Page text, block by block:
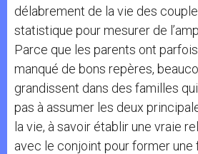
délabrement de la vie des
statistique pour mesurer de
Parce que les parents ont
manqué de bons repères,
grandissent dans des familles
pas à assumer les deux
la vie, à savoir établir une vraie
avec le conjoint pour former une